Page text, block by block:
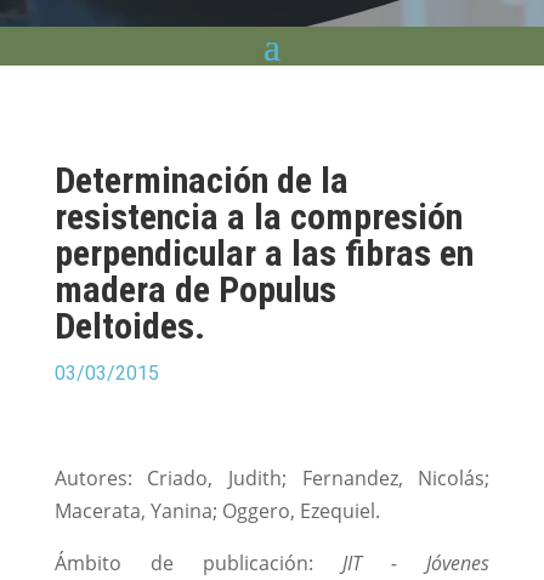
Determinación de la
resistencia a la compresión
perpendicular a las fibras en
madera de Populus
Deltoides.
03/03/2015
Autores: Criado, Judith; Fernandez, Nicolás;
Macerata, Yanina; Oggero, Ezequiel.
Ámbito de publicación:JIT - Jóvenes